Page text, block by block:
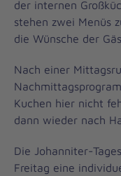
der internen
stehen zwei Menüs
die Wünsche der
Nach einer
Kuchen hier nicht
dann wieder nach
Die Johanniter-
Freitag eine